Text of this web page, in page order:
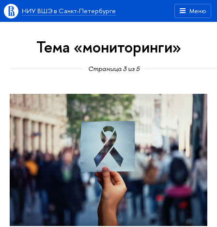
Меню
НИУ ВШЭ в Санкт-Петербурге
Тема «мониторинги»
Страница 3 из 5